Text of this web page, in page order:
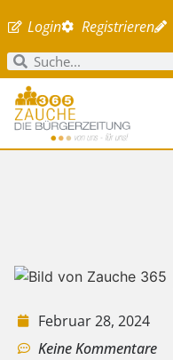
Login Registrieren
Februar 28, 2024
Keine Kommentare